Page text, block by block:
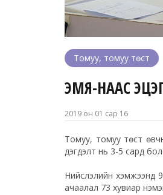
Томуу, томуу төст
ЭМЯ-НААС
2019 он 01 сар 16
Томуу, томуу төст
дэгдэлт нь 3-5 сард
Нийслэлийн хэмжээнд
ачаалал 73 хувиар